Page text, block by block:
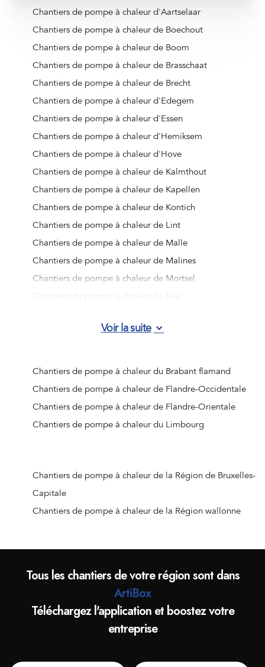
Chantiers de pompe à chaleur d'Aartselaar
Chantiers de pompe à chaleur de Boechout
Chantiers de pompe à chaleur de Boom
Chantiers de pompe à chaleur de Brasschaat
Chantiers de pompe à chaleur de Brecht
Chantiers de pompe à chaleur d'Edegem
Chantiers de pompe à chaleur d'Essen
Chantiers de pompe à chaleur d'Hemiksem
Chantiers de pompe à chaleur d'Hove
Chantiers de pompe à chaleur de Kalmthout
Chantiers de pompe à chaleur de Kapellen
Chantiers de pompe à chaleur de Kontich
Chantiers de pompe à chaleur de Lint
Chantiers de pompe à chaleur de Malle
Chantiers de pompe à chaleur de Malines
Chantiers de pompe à chaleur de Mortsel
Chantiers de pompe à chaleur de Rumst
Chantiers de pompe à chaleur de Schilde
Chantiers de pompe à chaleur de Schoten
Chantiers de pompe à chaleur de Stabroek
Chantiers de pompe à chaleur de Wijnegem
Chantiers de pompe à chaleur de Zandhoven
Chantiers de pompe à chaleur de Zoersel
Chantiers de pompe à chaleur de Zwijndrecht
Chantiers de pompe à chaleur de Beerse
Chantiers de pompe à chaleur de Dessel
Chantiers de pompe à chaleur de Geel
Chantiers de pompe à chaleur de Grobbendonk
Voir la suite
Chantiers de pompe à chaleur du Brabant flamand
Chantiers de pompe à chaleur de Flandre-Occidentale
Chantiers de pompe à chaleur de Flandre-Orientale
Chantiers de pompe à chaleur du Limbourg
Chantiers de pompe à chaleur de la Région de Bruxelles-
Capitale
Chantiers de pompe à chaleur de la Région wallonne
Tous les chantiers de votre région sont dans
ArtiBox
Téléchargez l'application et boostez votre
entreprise